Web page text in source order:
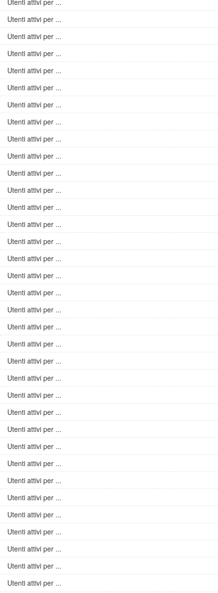
Utenti attivi per ...
Utenti attivi per ...
Utenti attivi per ...
Utenti attivi per ...
Utenti attivi per ...
Utenti attivi per ...
Utenti attivi per ...
Utenti attivi per ...
Utenti attivi per ...
Utenti attivi per ...
Utenti attivi per ...
Utenti attivi per ...
Utenti attivi per ...
Utenti attivi per ...
Utenti attivi per ...
Utenti attivi per ...
Utenti attivi per ...
Utenti attivi per ...
Utenti attivi per ...
Utenti attivi per ...
Utenti attivi per ...
Utenti attivi per ...
Utenti attivi per ...
Utenti attivi per ...
Utenti attivi per ...
Utenti attivi per ...
Utenti attivi per ...
Utenti attivi per ...
Utenti attivi per ...
Utenti attivi per ...
Utenti attivi per ...
Utenti attivi per ...
Utenti attivi per ...
Utenti attivi per ...
Utenti attivi per ...